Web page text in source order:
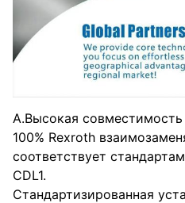
A.Высокая
100% Rexroth
соответствует
CDL1.
Стандартизированная